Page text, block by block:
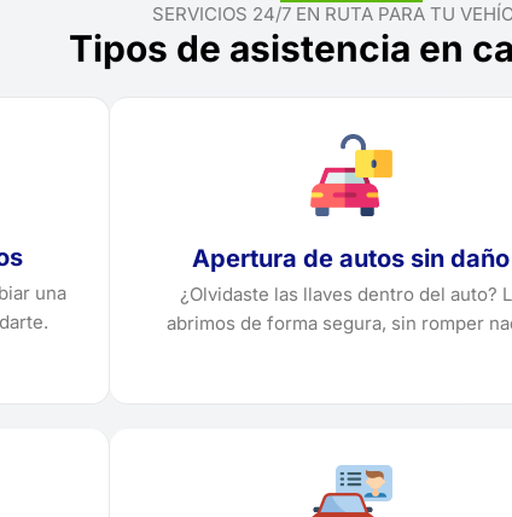
SERVICIOS 24/7 EN RUTA PARA TU
Tipos de asistencia en
una
Apertura de autos sin daño
¿Olvidaste las llaves dentro del auto?
abrimos de forma segura, sin romper